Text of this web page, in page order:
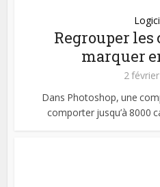
Regrouper les
marquer
2
Dans Photoshop, une
comporter jusqu’à 8000